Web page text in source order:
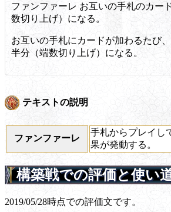
ファンファーレ お互いの手札のカー
数切り上げ）になる。
お互いの手札にカードが加わるたび
半分（端数切り上げ）になる。
テキストの説明
ファンファーレ
手札からプレイし
果が発動する。
構築戦での評価と使い
2019/05/28時点での評価文です。